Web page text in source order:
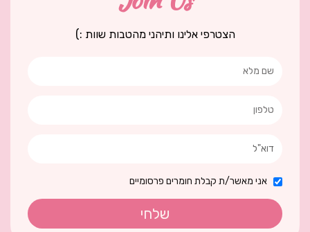
הצטרפי אלינו ותיהני מהטבות שוות :)
אני מאשר/ת קבלת חומרים פרסומיים
שלחי